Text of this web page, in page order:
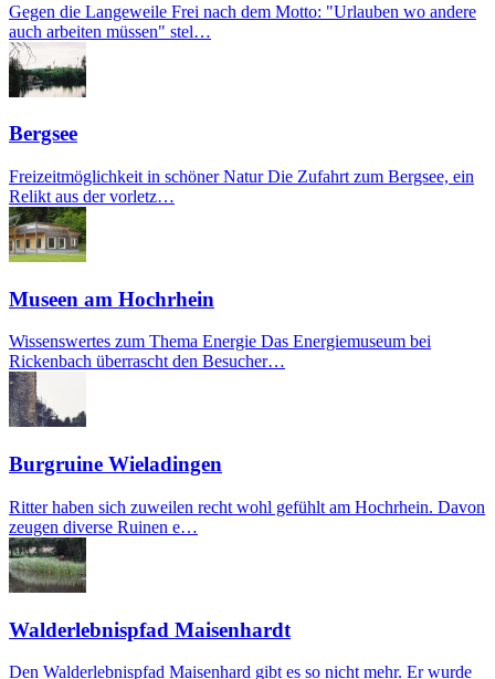
Gegen die Langeweile Frei nach dem Motto: "Urlauben wo andere
auch arbeiten müssen" stel…
Bergsee
Freizeitmöglichkeit in schöner Natur Die Zufahrt zum Bergsee, ein
Relikt aus der vorletz…
Museen am Hochrhein
Wissenswertes zum Thema Energie Das Energiemuseum bei
Rickenbach überrascht den Besucher…
Burgruine Wieladingen
Ritter haben sich zuweilen recht wohl gefühlt am Hochrhein. Davon
zeugen diverse Ruinen e…
Walderlebnispfad Maisenhardt
Den Walderlebnispfad Maisenhard gibt es so nicht mehr. Er wurde